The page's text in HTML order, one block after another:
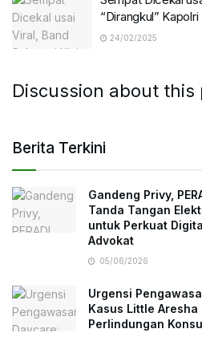
“Dirangkul” Kapolri
24/02/2025
Discussion about this
Berita Terkini
Gandeng Privy,
Tanda Tangan
untuk Perkuat
Advokat
05/06/2026
Urgensi
Kasus Little
Perlindungan